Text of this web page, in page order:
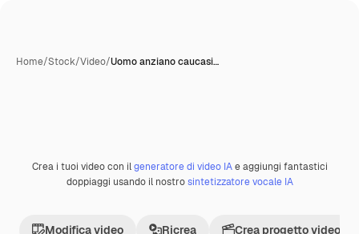
Home/Stock/Video/Uomo anziano caucasi…
Crea i tuoi video con ilgeneratore di video IAe aggiungi fantastici
doppiaggi usando il nostrosintetizzatore vocale IA
Modifica video Ricrea Crea progetto video